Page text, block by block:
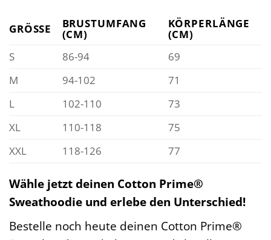
GRÖSSE BRUSTUMFANG
(CM)
KÖRPERLÄNGE
(CM)
S
86-94
69
M
94-102
71
L
102-110
73
XL
110-118
75
XXL
118-126 77
Wähle jetzt deinen Cotton Prime®
Sweathoodie und erlebe den Unterschied!
Bestelle noch heute deinen Cotton Prime®